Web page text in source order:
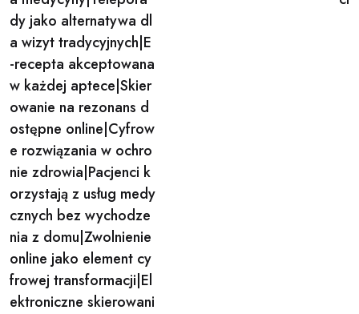
dy jako alternatywa dl
a wizyt tradycyjnych|E
-recepta akceptowana
w każdej aptece|Skier
owanie na rezonans d
ostępne online|Cyfrow
e rozwiązania w ochro
nie zdrowia|Pacjenci k
orzystają z usług medy
cznych bez wychodze
nia z domu|Zwolnienie
online jako element cy
frowej transformacji|El
ektroniczne skierowani